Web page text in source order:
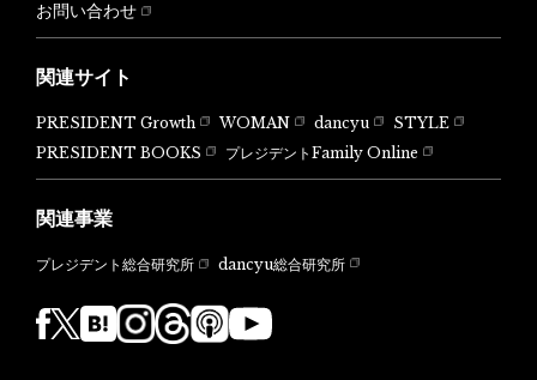
お問い合わせ
関連サイト
PRESIDENT Growth WOMAN dancyu
STYLE
PRESIDENT BOOKS
プレジデントFamily Online
関連事業
プレジデント総合研究所 dancyu総合研究所